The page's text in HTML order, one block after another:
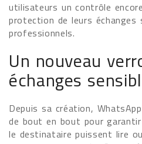
utilisateurs un contrôle
protection de leurs échanges
professionnels.
Un nouveau
échanges
Depuis sa création,
de bout en bout pour
le destinataire puissent lire